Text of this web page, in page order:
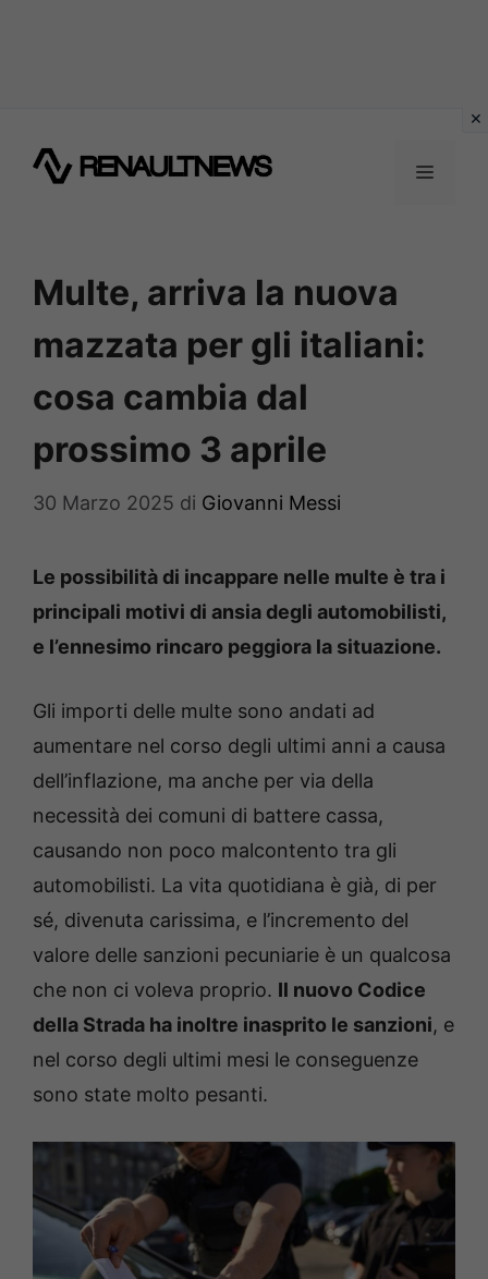
MENU
Multe, arriva la nuova
mazzata per gli italiani:
cosa cambia dal
prossimo 3 aprile
30 Marzo 2025 di Giovanni Messi
Le possibilità di incappare nelle multe è tra i
principali motivi di ansia degli automobilisti,
e l’ennesimo rincaro peggiora la situazione.
Gli importi delle multe sono andati ad
aumentare nel corso degli ultimi anni a causa
dell’inflazione, ma anche per via della
necessità dei comuni di battere cassa,
causando non poco malcontento tra gli
automobilisti. La vita quotidiana è già, di per
sé, divenuta carissima, e l’incremento del
valore delle sanzioni pecuniarie è un qualcosa
che non ci voleva proprio. Il nuovo Codice
della Strada ha inoltre inasprito le sanzioni, e
nel corso degli ultimi mesi le conseguenze
sono state molto pesanti.